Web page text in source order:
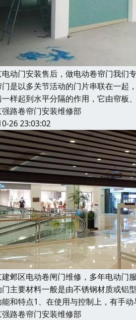
动门安装售后，做电动卷帘门我们
是以多关节活动的门片串联在一起
样起到水平分隔的作用，它由帘板
路卷帘门安装维修部
26 23:03:02
邺区电动卷闸门维修，多年电动门
主要材料一般是由不锈钢材质或铝
和特点1、在使用与控制上，有手
路卷帘门安装维修部